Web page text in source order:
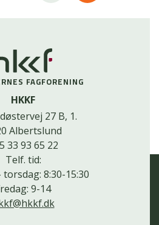
FAGFORENING
HKKF
27 B, 1.
Albertslund
33 93 65 22
Telf. tid:
8:30-15:30
9-14